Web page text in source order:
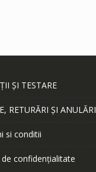
ȘI TESTARE
RETURĂRI ȘI ANULĂRI
si conditii
de confidențialitate